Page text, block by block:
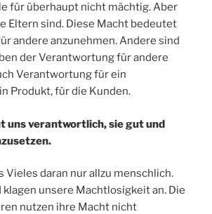
für überhaupt nicht mächtig. Aber
Eltern sind. Diese Macht bedeutet
andere anzunehmen. Andere sind
der Verantwortung für andere
Verantwortung für ein
Produkt, für die Kunden.
uns verantwortlich, sie gut und
Vieles daran nur allzu menschlich.
unsere Machtlosigkeit an. Die
nutzen ihre Macht nicht